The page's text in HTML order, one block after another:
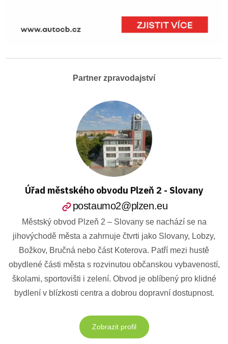
Partner zpravodajství
Úřad městského obvodu Plzeň 2 - Slovany
postaumo2@plzen.eu
Městský obvod Plzeň 2 – Slovany se nachází se na
jihovýchodě města a zahrnuje čtvrti jako Slovany, Lobzy,
Božkov, Bručná nebo část Koterova. Patří mezi hustě
obydlené části města s rozvinutou občanskou vybaveností,
školami, sportovišti i zelení. Obvod je oblíbený pro klidné
bydlení v blízkosti centra a dobrou dopravní dostupnost.
Zobrazit profil